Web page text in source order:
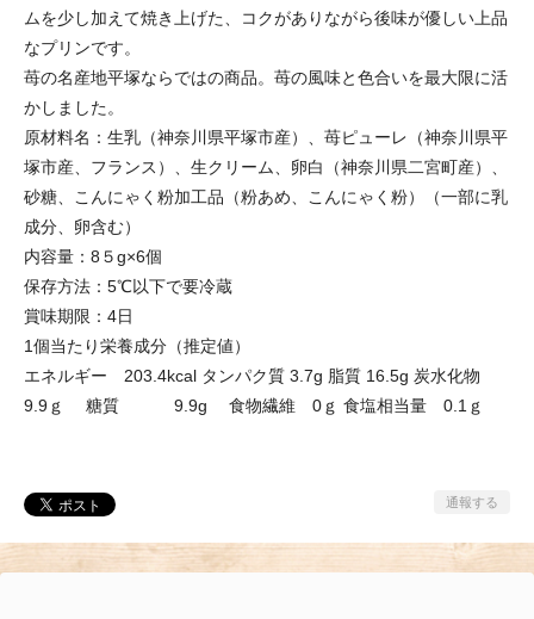
ムを少し加えて焼き上げた、コクがありながら後味が優しい上品
なプリンです。
苺の名産地平塚ならではの商品。苺の風味と色合いを最大限に活
かしました。
原材料名：生乳（神奈川県平塚市産）、苺ピューレ（神奈川県平
塚市産、フランス）、生クリーム、卵白（神奈川県二宮町産）、
砂糖、こんにゃく粉加工品（粉あめ、こんにゃく粉）（一部に乳
成分、卵含む）
内容量：8５g×6個
保存方法：5℃以下で要冷蔵
賞味期限：4日
1個当たり栄養成分（推定値）
エネルギー 203.4kcal タンパク質 3.7g 脂質 16.5g 炭水化物
9.9ｇ 糖質 9.9g 食物繊維 0ｇ 食塩相当量 0.1ｇ
通報する